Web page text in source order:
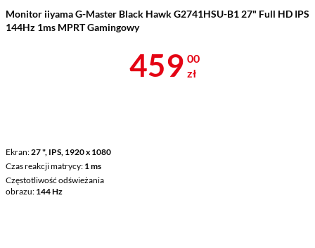
Monitor iiyama G-Master Black Hawk G2741HSU-B1 27" Full HD IPS
144Hz 1ms MPRT Gamingowy
Ekran 27 ", IPS, 1920 x 1080
Czas reakcji matrycy 1 ms
Częstotliwość odświeżania
obrazu 144 Hz
Cena 459 zł
459 00
zł